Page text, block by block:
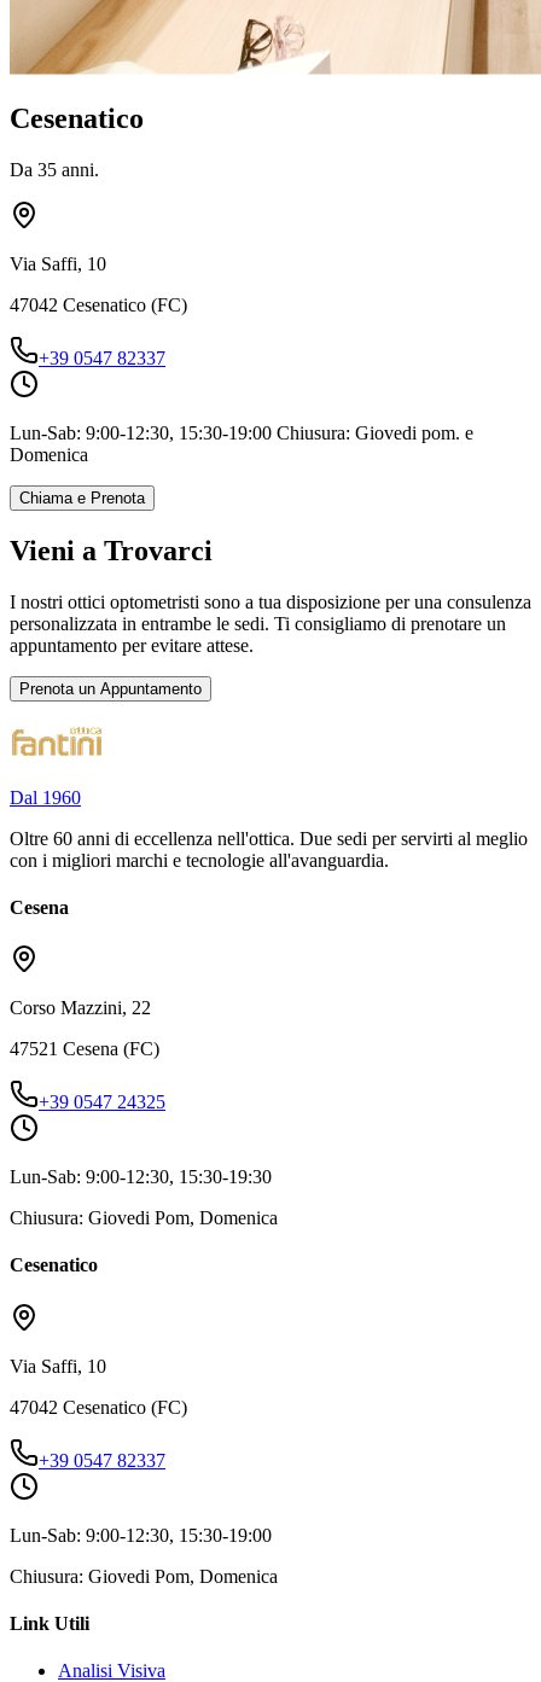
Cesenatico
Da 35 anni.
Via Saffi, 10
47042 Cesenatico (FC)
+39 0547 82337
Lun-Sab: 9:00-12:30, 15:30-19:00 Chiusura: Giovedi pom. e
Domenica
Chiama e Prenota
Vieni a Trovarci
I nostri ottici optometristi sono a tua disposizione per una consulenza
personalizzata in entrambe le sedi. Ti consigliamo di prenotare un
appuntamento per evitare attese.
Prenota un Appuntamento
Dal 1960
Oltre 60 anni di eccellenza nell'ottica. Due sedi per servirti al meglio
con i migliori marchi e tecnologie all'avanguardia.
Cesena
Corso Mazzini, 22
47521 Cesena (FC)
+39 0547 24325
Lun-Sab: 9:00-12:30, 15:30-19:30
Chiusura: Giovedi Pom, Domenica
Cesenatico
Via Saffi, 10
47042 Cesenatico (FC)
+39 0547 82337
Lun-Sab: 9:00-12:30, 15:30-19:00
Chiusura: Giovedi Pom, Domenica
Link Utili
Analisi Visiva